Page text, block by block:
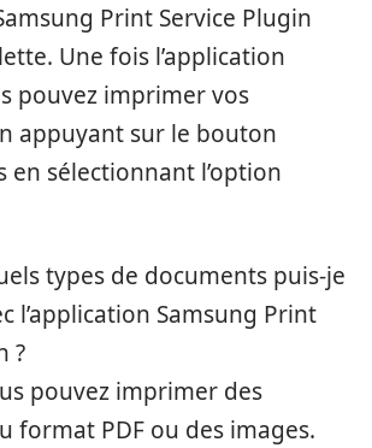
Print Service Plugin
Une fois l’application
pouvez imprimer vos
appuyant sur le bouton
en sélectionnant l’option
types de documents puis-je
l’application Samsung Print
?
pouvez imprimer des
format PDF ou des images.